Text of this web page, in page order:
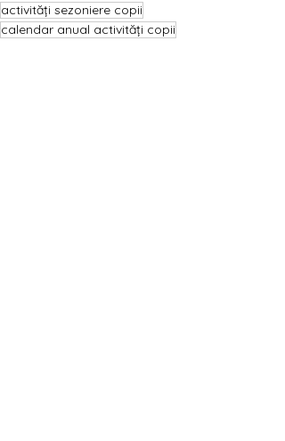
activități sezoniere copii
calendar anual activități copii